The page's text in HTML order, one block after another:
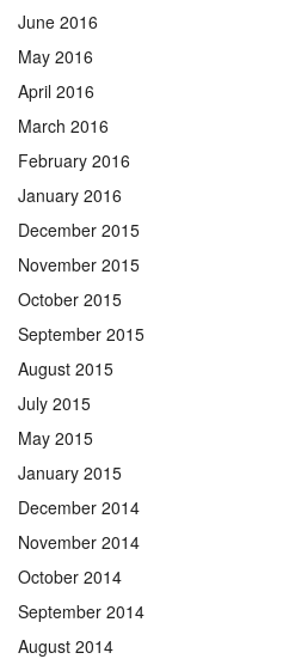
June 2016
May 2016
April 2016
March 2016
February 2016
January 2016
December 2015
November 2015
October 2015
September 2015
August 2015
July 2015
May 2015
January 2015
December 2014
November 2014
October 2014
September 2014
August 2014